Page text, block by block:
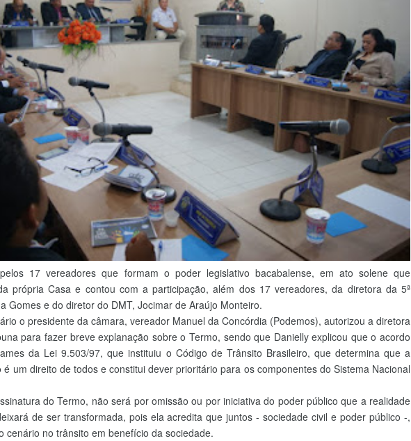
17 vereadores que formam o poder legislativo bacabalense, em ato solene que
própria Casa e contou com a participação, além dos 17 vereadores, da diretora da 5ª
Gomes e do diretor do DMT, Jocimar de Araújo Monteiro.
o presidente da câmara, vereador Manuel da Concórdia (Podemos), autorizou a diretora
para fazer breve explanação sobre o Termo, sendo que Danielly explicou que o acordo
da Lei 9.503/97, que instituiu o Código de Trânsito Brasileiro, que determina que a
um direito de todos e constitui dever prioritário para os componentes do Sistema Nacional
do Termo, não será por omissão ou por iniciativa do poder público que a realidade
de ser transformada, pois ela acredita que juntos - sociedade civil e poder público -,
cenário no trânsito em benefício da sociedade.